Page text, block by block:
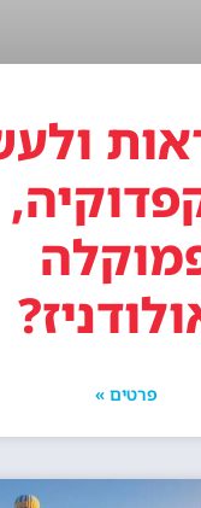
פרטים »